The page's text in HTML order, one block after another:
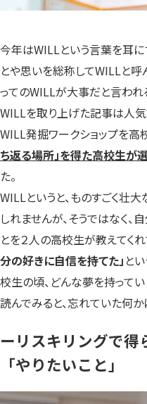
今年はWILLという言葉を耳に
とや思いを総称してWILLと呼
ってのWILLが大事だと言われ
WILLを取り上げた記事は人気
WILL発掘ワークショップを
ち返る場所」を得た高校生が
た。
WILLというと、ものすごく壮
しれませんが、そうではなく、
とを２人の高校生が教えてく
分の好きに自信を持てた」 と
校生の頃、どんな夢を持って
読んでみると、忘れていた何
ーリスキリングで得
「やりたいこと」